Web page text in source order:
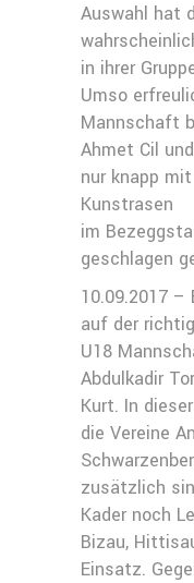
Auswahl hat
in ihrer
Umso
Mannschaft
Ahmet Cil
nur knapp
Kunstrasen
im
geschlagen
10.09.2017
auf der
U18
Abdulkadir
Kurt. In
die Vereine
zusätzlich
Kader noch
Bizau,
Einsatz.